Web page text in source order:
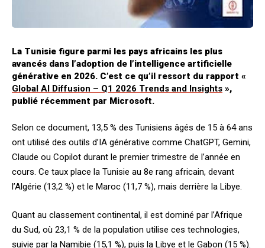
La Tunisie figure parmi les pays africains les plus
avancés dans l’adoption de l’intelligence artificielle
générative en 2026. C’est ce qu’il ressort du rapport «
Global AI Diffusion – Q1 2026 Trends and Insights »,
publié récemment par Microsoft.
Selon ce document, 13,5 % des Tunisiens âgés de 15 à 64 ans
ont utilisé des outils d’IA générative comme ChatGPT, Gemini,
Claude ou Copilot durant le premier trimestre de l’année en
cours. Ce taux place la Tunisie au 8e rang africain, devant
l’Algérie (13,2 %) et le Maroc (11,7 %), mais derrière la Libye.
Quant au classement continental, il est dominé par l’Afrique
du Sud, où 23,1 % de la population utilise ces technologies,
suivie par la Namibie (15,1 %), puis la Libye et le Gabon (15 %).